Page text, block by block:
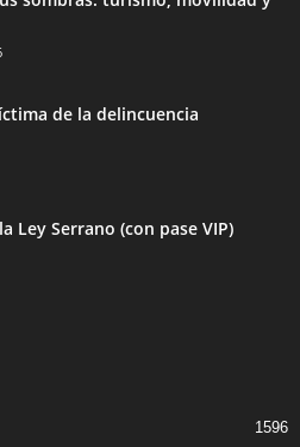
de la delincuencia
Ley Serrano (con pase VIP)
1596